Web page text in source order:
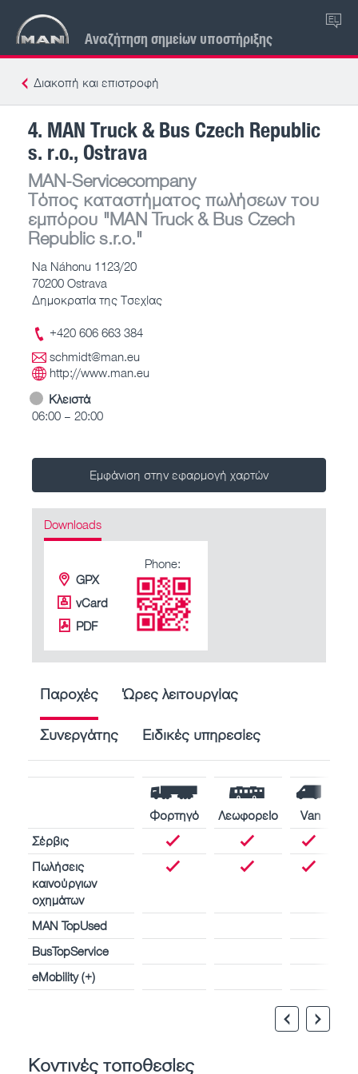
Αναζήτηση σημείων υποστήριξης
EL
Διακοπή και επιστροφή
4. MAN Truck & Bus Czech Republic
s. r.o., Ostrava
MAN-Servicecompany
Τόπος καταστήματος πωλήσεων του
εμπόρου "MAN Truck & Bus Czech
Republic s.r.o."
Na Náhonu 1123/20
70200 Ostrava
Δημοκρατία της Τσεχίας
+420 606 663 384
schmidt@man.eu
http://www.man.eu
Κλειστά
06:00 – 20:00
Εμφάνιση στην εφαρμογή χαρτών
Downloads
GPX
vCard
PDF
Phone:
Παροχές Ώρες λειτουργίας
Συνεργάτης Ειδικές υπηρεσίες
Φορτηγό Λεωφορείο
Van
Σέρβις
Πωλήσεις
καινούργιων
οχημάτων
MAN TopUsed
BusTopService
eMobility (+)
Κοντινές τοποθεσίες